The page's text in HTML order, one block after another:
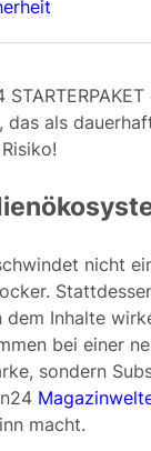
als
nicht
dem Inhalte
bei einer
sondern
macht.